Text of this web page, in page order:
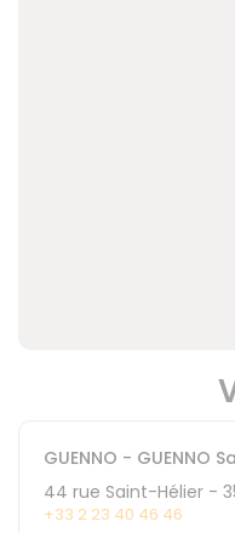
GUENNO - GUENNO
44 rue Saint-Hélier -
+33 2 23 40 46 46